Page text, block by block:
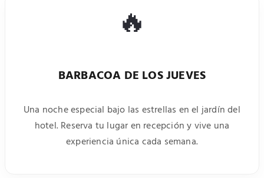
🔥
BARBACOA DE LOS JUEVES
Una noche especial bajo las estrellas en el jardín del
hotel. Reserva tu lugar en recepción y vive una
experiencia única cada semana.